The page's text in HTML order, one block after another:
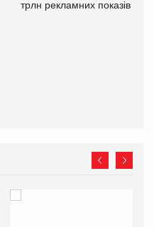
трлн рекламних показів